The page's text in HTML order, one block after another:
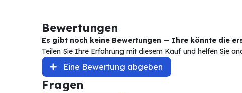
Bewertungen
Es gibt noch keine Bewertungen — Ihre könnte die
Teilen Sie Ihre Erfahrung mit diesem Kauf und helfen Sie
Eine Bewertung abgeben
Fragen